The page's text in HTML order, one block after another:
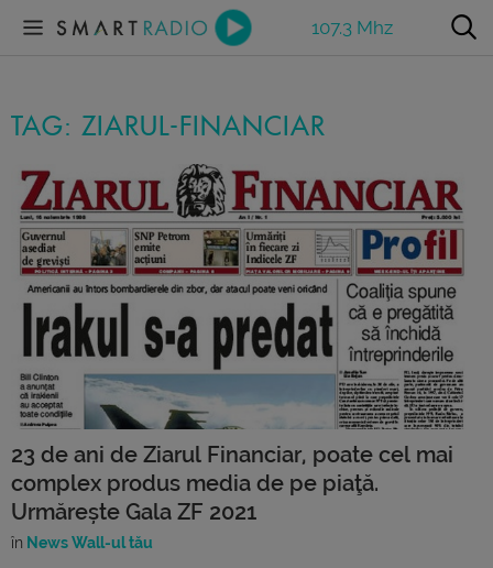
107.3 Mhz
TAG: ZIARUL-FINANCIAR
23 de ani de Ziarul Financiar, poate cel mai
complex produs media de pe piaţă.
Urmărește Gala ZF 2021
în News Wall-ul tău